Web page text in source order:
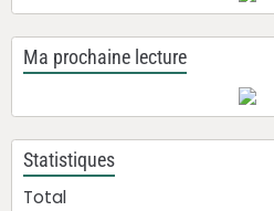
Ma prochaine lecture
Statistiques
Total